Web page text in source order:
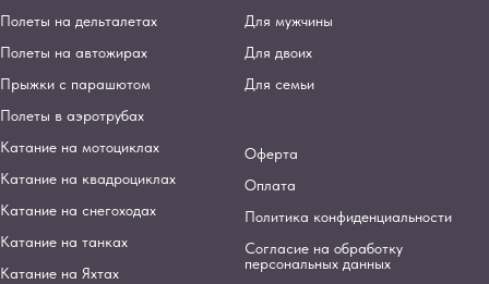
Полеты на дельталетах
Полеты на автожирах
Прыжки с парашютом
Полеты в аэротрубах
Катание на мотоциклах
Катание на квадроциклах
Катание на снегоходах
Катание на танках
Катание на Яхтах
Для мужчины
Для двоих
Для семьи
Оферта
Оплата
Политика конфиденциальности
Согласие на обработку
персональных данных